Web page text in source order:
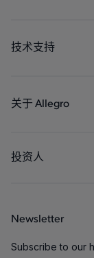
工业
技术支持
封装
关于 Allegro
人才招聘
联系我们
投资人
Newsletter
Subscribe to our